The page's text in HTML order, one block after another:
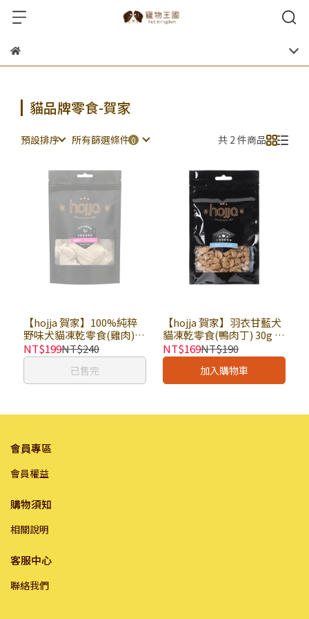
貓品牌零食-賀家
預設排序 所有篩選條件 共 2 件商品
【hojja 賀家】100%純粹
野味犬貓凍乾零食(雞肉)
30g × 包｜犬貓凍乾 狗零
食 貓零食 原型零食 寵物零
NT$199NT$240
已售完
【hojja 賀家】羽衣甘藍犬
貓凍乾零食(鴨肉丁) 30g ×
包｜犬貓凍乾 狗零食 貓零
食 原型零食 寵物零食
NT$169NT$190
加入購物車
會員專區
會員權益
購物須知
相關說明
客服中心
聯絡我們